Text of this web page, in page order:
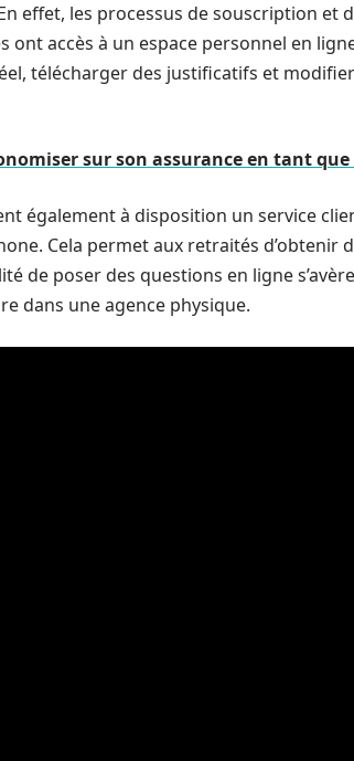
effet, les processus de souscription et
ont accès à un espace personnel en
télécharger des justificatifs et
sur son assurance en tant
également à disposition un service
Cela permet aux retraités d’obtenir
de poser des questions en ligne
dans une agence physique.